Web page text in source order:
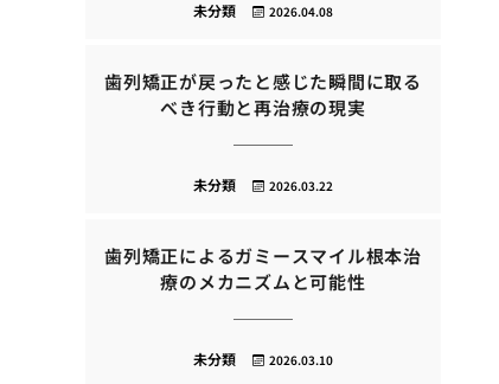
2026.04.08
未分類
歯列矯正が戻ったと感じた瞬間に取る
べき行動と再治療の現実
2026.03.22
未分類
歯列矯正によるガミースマイル根本治
療のメカニズムと可能性
2026.03.10
未分類